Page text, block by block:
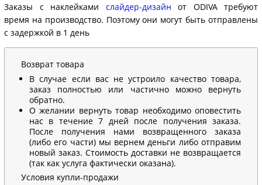
Заказы с наклейками слайдер-дизайн от ODIVA требуют
время на производство. Поэтому они могут быть отправлены
с задержкой в 1 день
Возврат товара
В случае если вас не устроило качество товара,
заказ полностью или частично можно вернуть
обратно.
О желании вернуть товар необходимо оповестить
нас в течение 7 дней после получения заказа.
После получения нами возвращенного заказа
(либо его части) мы вернем деньги либо отправим
новый заказ. Стоимость доставки не возвращается
(так как услуга фактически оказана).
Условия купли-продажи